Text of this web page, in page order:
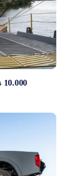
10.000